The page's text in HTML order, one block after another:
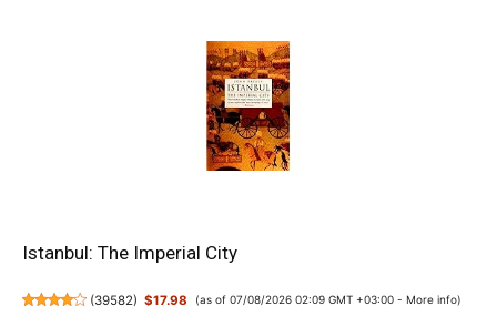
Istanbul: The Imperial City
(39582) $17.98 (as of 07/08/2026 02:09 GMT +03:00 - More info)